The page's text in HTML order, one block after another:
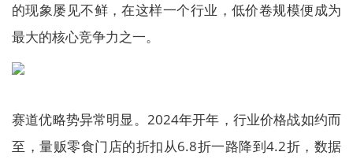
的现象屡见不鲜，在这样一个行业，低价卷规模便成为
最大的核心竞争力之一。
赛道优略势异常明显。2024年开年，行业价格战如约而
至，量贩零食门店的折扣从6.8折一路降到4.2折，数据